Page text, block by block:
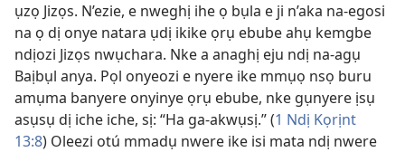
ụzọ Jizọs. N’ezie, e nweghị ihe ọ bụla e ji n’aka na-egosi
na ọ dị onye natara ụdị ikike ọrụ ebube ahụ kemgbe
ndịozi Jizọs nwụchara. Nke a anaghị eju ndị na-agụ
Baịbụl anya. Pọl onyeozi e nyere ike mmụọ nsọ buru
amụma banyere onyinye ọrụ ebube, nke gụnyere ịsụ
asụsụ dị iche iche, sị: “Ha ga-akwụsị.” (1 Ndị Kọrịnt
13:8) Oleezi otú mmadụ nwere ike isi mata ndị nwere